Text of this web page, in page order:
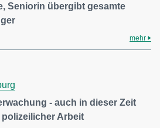
Seniorin übergibt gesamte
mehr
- auch in dieser Zeit
Arbeit